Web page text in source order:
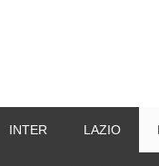
INTER LAZIO